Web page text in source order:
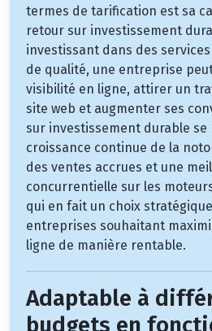
termes de tarification est sa
retour sur investissement
investissant dans des
de qualité, une entreprise
visibilité en ligne, attirer un
site web et augmenter ses
sur investissement durable
croissance continue de la
des ventes accrues et une
concurrentielle sur les
qui en fait un choix
entreprises souhaitant
ligne de manière rentable.
Adaptable à
budgets en